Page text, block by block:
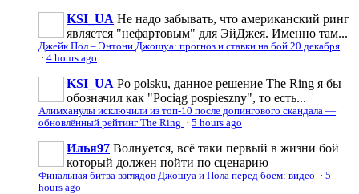
KSI_UA Не надо забывать, что американский ринг
является "нефартовым" для ЭйДжея. Именно там...
Джейк Пол – Энтони Джошуа: прогноз и ставки на бой 20 декабря
· 4 hours ago
KSI_UA Po polsku, данное решение The Ring я бы
обозначил как "Pociąg pospieszny", то есть...
Алимханулы исключили из топ-10 после допингового скандала —
обновлённый рейтинг The Ring · 5 hours ago
Илья97 Волнуется, всё таки первый в жизни бой
который должен пойти по сценарию
Финальная битва взглядов Джошуа и Пола перед боем: видео · 5
hours ago